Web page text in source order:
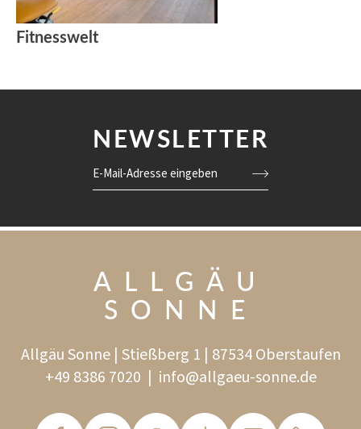
Fitnesswelt
NEWSLETTER
E-Mail-Adresse eingeben
ALLGÄU
SONNE
Allgäu Sonne | Stießberg 1 | 87534 Oberstaufen
+49 8386 7020 | info@allgaeu-sonne.de